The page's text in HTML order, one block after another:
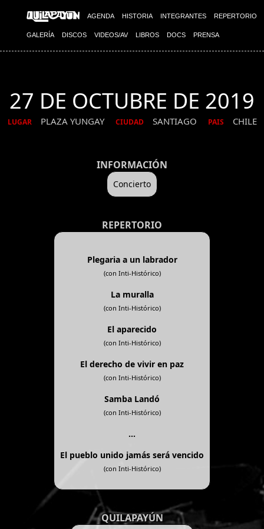
AGENDA HISTORIA INTEGRANTES REPERTORIO
GALERÍA DISCOS VIDEOS/AV LIBROS DOCS PRENSA
27 DE OCTUBRE DE 2019
LUGAR PLAZA YUNGAY CIUDAD SANTIAGO PAIS CHILE
INFORMACIÓN
Concierto
REPERTORIO
Plegaria a un labrador
(con Inti-Histórico)
La muralla
(con Inti-Histórico)
El aparecido
(con Inti-Histórico)
El derecho de vivir en paz
(con Inti-Histórico)
Samba Landó
(con Inti-Histórico)
...
El pueblo unido jamás será vencido
(con Inti-Histórico)
QUILAPAYÚN